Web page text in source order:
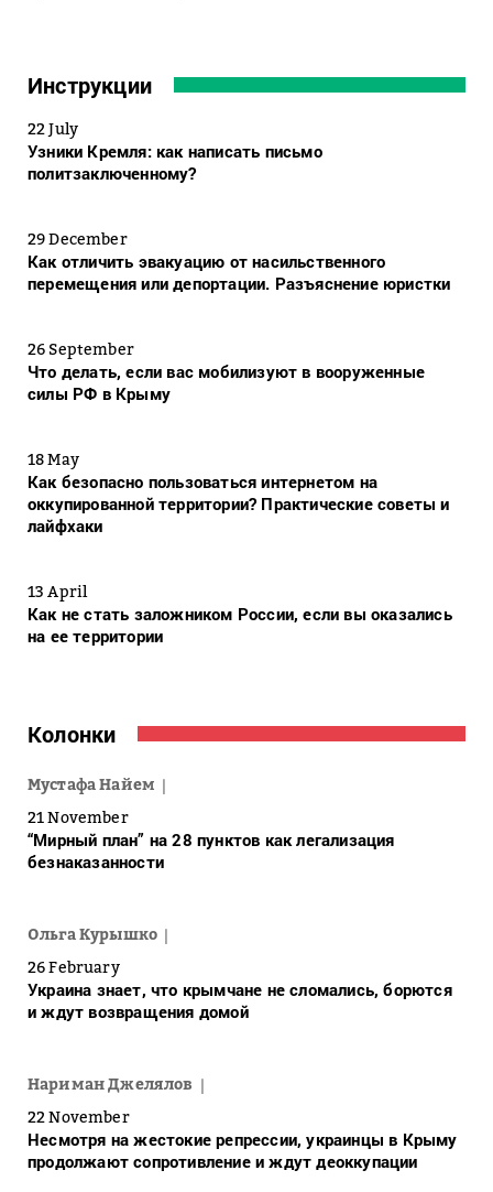
Инструкции
22 July
Узники Кремля: как написать письмо
политзаключенному?
29 December
Как отличить эвакуацию от насильственного
перемещения или депортации. Разъяснение юристки
26 September
Что делать, если вас мобилизуют в вооруженные
силы РФ в Крыму
18 May
Как безопасно пользоваться интернетом на
оккупированной территории? Практические советы и
лайфхаки
13 April
Как не стать заложником России, если вы оказались
на ее территории
Колонки
Мустафа Найем
21 November
“Мирный план” на 28 пунктов как легализация
безнаказанности
Ольга Курышко
26 February
Украина знает, что крымчане не сломались, борются
и ждут возвращения домой
Нариман Джелялов
22 November
Несмотря на жестокие репрессии, украинцы в Крыму
продолжают сопротивление и ждут деоккупации